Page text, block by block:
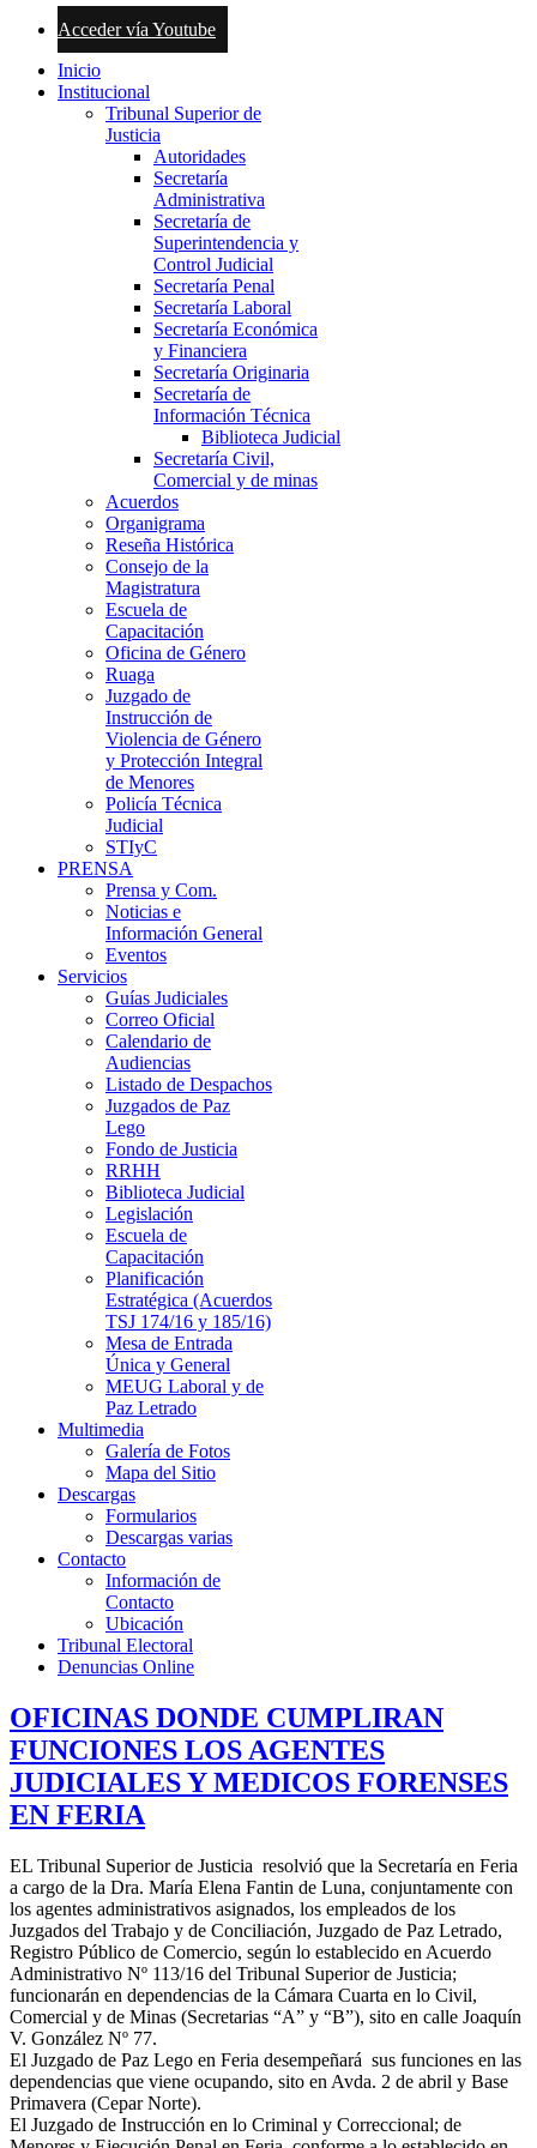
Acceder vía Youtube
Inicio
Institucional
Tribunal Superior de
Justicia
Autoridades
Secretaría
Administrativa
Secretaría de
Superintendencia y
Control Judicial
Secretaría Penal
Secretaría Laboral
Secretaría Económica
y Financiera
Secretaría Originaria
Secretaría de
Información Técnica
Biblioteca Judicial
Secretaría Civil,
Comercial y de minas
Acuerdos
Organigrama
Reseña Histórica
Consejo de la
Magistratura
Escuela de
Capacitación
Oficina de Género
Ruaga
Juzgado de
Instrucción de
Violencia de Género
y Protección Integral
de Menores
Policía Técnica
Judicial
STIyC
PRENSA
Prensa y Com.
Noticias e
Información General
Eventos
Servicios
Guías Judiciales
Correo Oficial
Calendario de
Audiencias
Listado de Despachos
Juzgados de Paz
Lego
Fondo de Justicia
RRHH
Biblioteca Judicial
Legislación
Escuela de
Capacitación
Planificación
Estratégica (Acuerdos
TSJ 174/16 y 185/16)
Mesa de Entrada
Única y General
MEUG Laboral y de
Paz Letrado
Multimedia
Galería de Fotos
Mapa del Sitio
Descargas
Formularios
Descargas varias
Contacto
Información de
Contacto
Ubicación
Tribunal Electoral
Denuncias Online
OFICINAS DONDE CUMPLIRAN
FUNCIONES LOS AGENTES
JUDICIALES Y MEDICOS FORENSES
EN FERIA
EL Tribunal Superior de Justicia resolvió que la Secretaría en Feria
a cargo de la Dra. María Elena Fantin de Luna, conjuntamente con
los agentes administrativos asignados, los empleados de los
Juzgados del Trabajo y de Conciliación, Juzgado de Paz Letrado,
Registro Público de Comercio, según lo establecido en Acuerdo
Administrativo Nº 113/16 del Tribunal Superior de Justicia;
funcionarán en dependencias de la Cámara Cuarta en lo Civil,
Comercial y de Minas (Secretarias “A” y “B”), sito en calle Joaquín
V. González Nº 77.
El Juzgado de Paz Lego en Feria desempeñará sus funciones en las
dependencias que viene ocupando, sito en Avda. 2 de abril y Base
Primavera (Cepar Norte).
El Juzgado de Instrucción en lo Criminal y Correccional; de